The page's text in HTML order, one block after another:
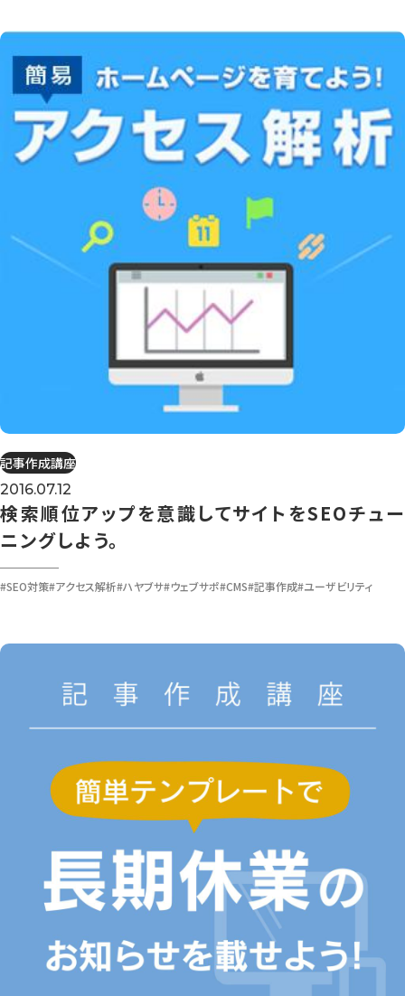
記事作成講座
2016.07.12
検索順位アップを意識してサイトをSEOチュー
ニングしよう。
#SEO対策#アクセス解析#ハヤブサ#ウェブサポ#CMS#記事作成#ユーザビリティ